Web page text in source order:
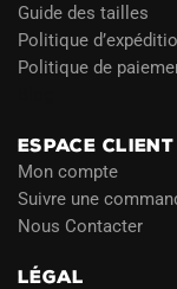
Guide des tailles
Politique
Politique de
ESPACE CLIENT
Mon compte
Suivre une
Nous Contacter
LÉGAL